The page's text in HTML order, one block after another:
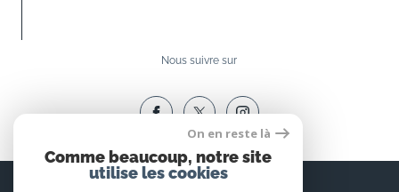
Nous suivre sur
Espace
On en reste là
Comme beaucoup, notre site
utilise les cookies